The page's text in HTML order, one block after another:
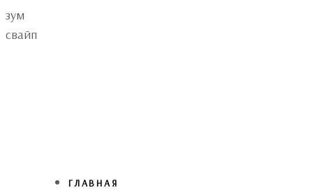
Skip
links
Skip
to
зум
свайп
ГЛАВНАЯ